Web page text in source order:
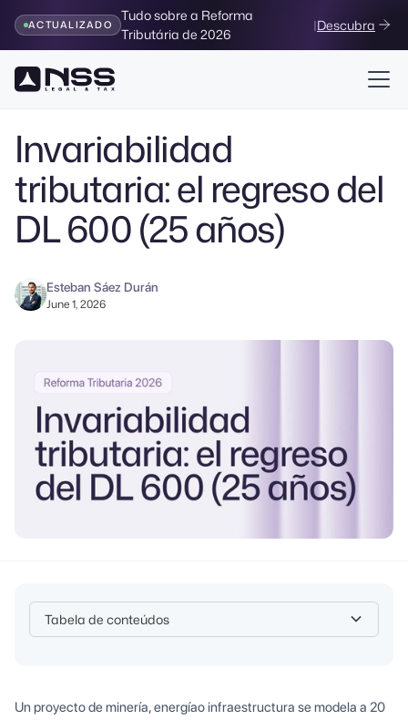
ACTUALIZADO
Tudo sobre a Reforma
Tributária de 2026
|Descubra
Volver al Blog
Invariabilidad
tributaria: el regreso del
DL 600 (25 años)
Esteban Sáez Durán
June 1, 2026
Tabela de conteúdos
Un proyecto de minería, energíao infraestructura se modela a 20